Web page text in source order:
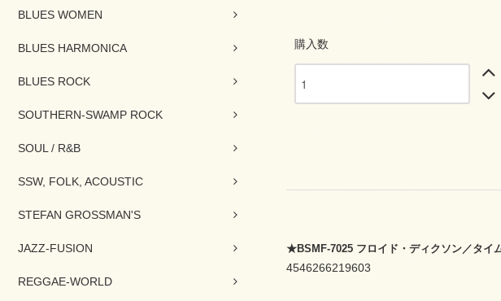
BLUES WOMEN
BLUES HARMONICA
BLUES ROCK
SOUTHERN-SWAMP ROCK
SOUL / R&B
SSW, FOLK, ACOUSTIC
STEFAN GROSSMAN'S
JAZZ-FUSION
REGGAE-WORLD
購入数
★BSMF-7025 フロイド・ディクソン／タイ
4546266219603